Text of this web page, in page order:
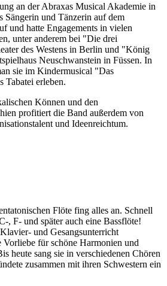
an der Abraxas Musical Akademie in
Sängerin und Tänzerin auf dem
und hatte Engagements in vielen
unter anderem bei "Die drei
des Westens in Berlin und "König
Neuschwanstein in Füssen. In
sie im Kindermusical "Das
Tabatei erleben.
Können und den
profitiert die Band außerdem von
und Ideenreichtum.
Flöte fing alles an. Schnell
, F- und später auch eine Bassflöte!
und Gesangsunterricht
Vorliebe für schöne Harmonien und
heute sang sie in verschiedenen Chören
zusammen mit ihren Schwestern ein